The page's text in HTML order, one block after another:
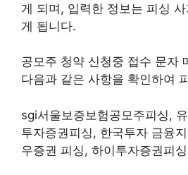
게 되며, 입력한 정보는 피싱
게 됩니다.
공모주 청약 신청중 접수 문자
다음과 같은 사항을 확인하여
sgi서울보증보험공모주피싱,
투자증권피싱, 한국투자 금융
우증권 피싱, 하이투자증권피